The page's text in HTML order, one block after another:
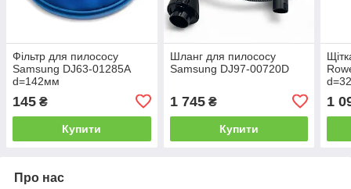
Фільтр для пилососу
Samsung DJ63-01285A
d=142мм
145 ₴
Купити
Шланг для пилососу
Samsung DJ97-00720D
1 745₴
Купити
1
Про нас